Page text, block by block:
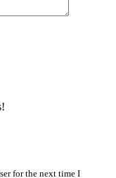
for the next time I